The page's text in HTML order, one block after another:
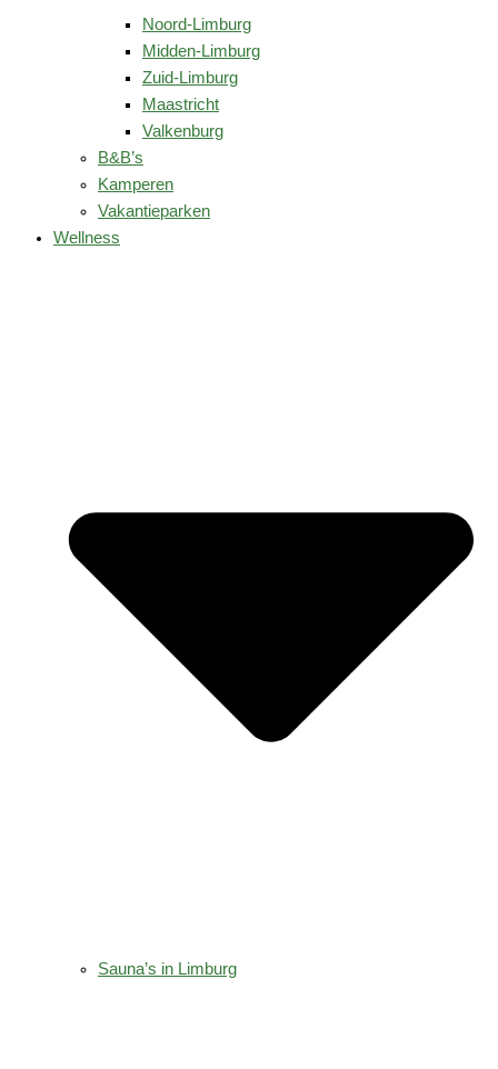
Noord-Limburg
Midden-Limburg
Zuid-Limburg
Maastricht
Valkenburg
B&B’s
Kamperen
Vakantieparken
Wellness
Sauna’s in Limburg